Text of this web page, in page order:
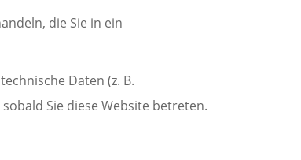
die Sie in ein
Daten (z. B.
Sie diese Website betreten.